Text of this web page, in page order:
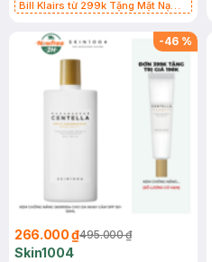
Bill Klairs từ 299k Tặng Mặt Nạ
25ml (SL Có Hạn)
-46 %
266.000 ₫495.000 ₫
Skin1004